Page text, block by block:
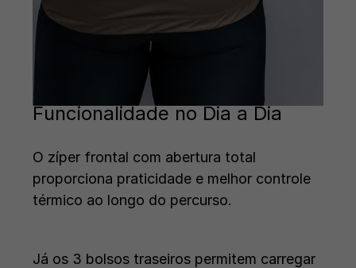
Funcionalidade no Dia a Dia
O zíper frontal com abertura total
proporciona praticidade e melhor controle
térmico ao longo do percurso.
Já os 3 bolsos traseiros permitem carregar